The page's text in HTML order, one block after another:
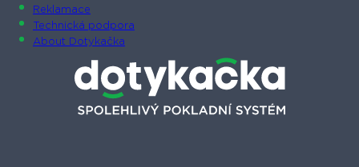
Reklamace
Technická podpora
About Dotykačka